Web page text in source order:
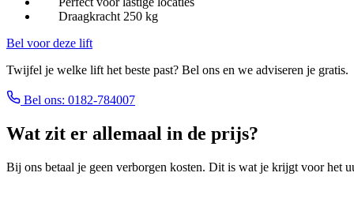
Draagkracht 250 kg
Bel voor deze lift
Twijfel je welke lift het beste past? Bel ons en we adviseren je gratis.
Bel ons: 0182-784007
Wat zit er allemaal in de prijs?
Bij ons betaal je geen verborgen kosten. Dit is wat je krijgt voor het